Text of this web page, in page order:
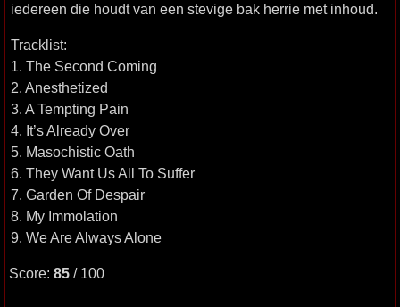
iedereen die houdt van een stevige bak herrie met inhoud.
Tracklist:
1. The Second Coming
2. Anesthetized
3. A Tempting Pain
4. It’s Already Over
5. Masochistic Oath
6. They Want Us All To Suffer
7. Garden Of Despair
8. My Immolation
9. We Are Always Alone
Score: 85 / 100